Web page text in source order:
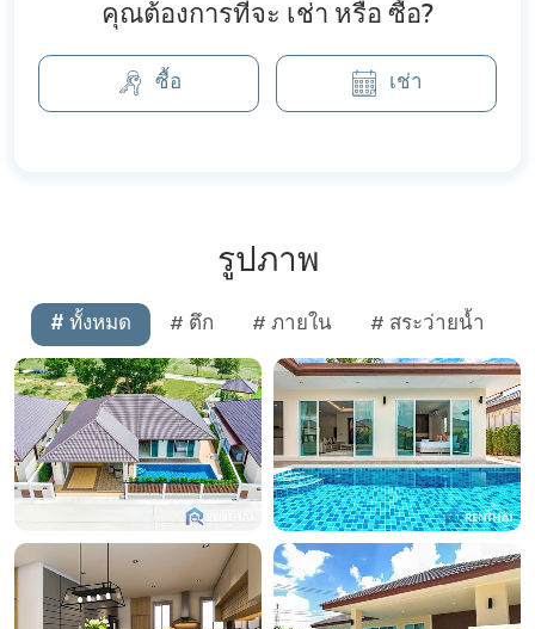
คุณต้องการที่จะ เช่า หรือ ซื้อ?
ซื้อ เช่า
รูปภาพ
# ทั้งหมด # ตึก # ภายใน # สระว่ายน้ำ